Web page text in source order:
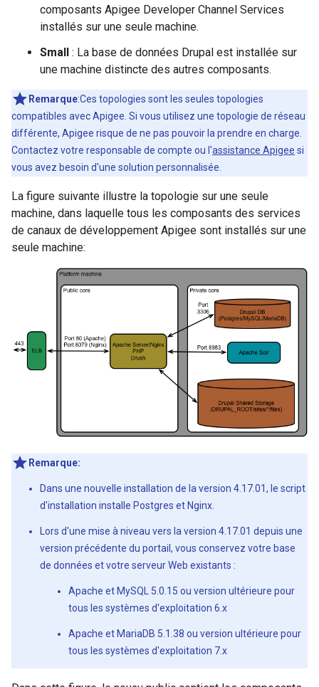
composants Apigee Developer Channel Services
installés sur une seule machine.
Small : La base de données Drupal est installée sur
une machine distincte des autres composants.
Remarque:Ces topologies sont les seules topologies
compatibles avec Apigee. Si vous utilisez une topologie de réseau
différente, Apigee risque de ne pas pouvoir la prendre en charge.
Contactez votre responsable de compte ou l'assistance Apigee si
vous avez besoin d'une solution personnalisée.
La figure suivante illustre la topologie sur une seule
machine, dans laquelle tous les composants des services
de canaux de développement Apigee sont installés sur une
seule machine:
Remarque:
Dans une nouvelle installation de la version 4.17.01, le script
d'installation installe Postgres et Nginx.
Lors d'une mise à niveau vers la version 4.17.01 depuis une
version précédente du portail, vous conservez votre base
de données et votre serveur Web existants :
Apache et MySQL 5.0.15 ou version ultérieure pour
tous les systèmes d'exploitation 6.x
Apache et MariaDB 5.1.38 ou version ultérieure pour
tous les systèmes d'exploitation 7.x